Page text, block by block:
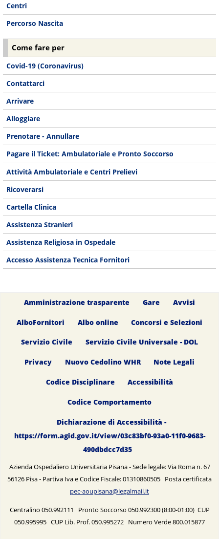
Centri
Percorso Nascita
Come fare per
Covid-19 (Coronavirus)
Contattarci
Arrivare
Alloggiare
Prenotare - Annullare
Pagare il Ticket: Ambulatoriale e Pronto Soccorso
Attività Ambulatoriale e Centri Prelievi
Ricoverarsi
Cartella Clinica
Assistenza Stranieri
Assistenza Religiosa in Ospedale
Accesso Assistenza Tecnica Fornitori
Amministrazione trasparente Gare Avvisi
AlboFornitori Albo online Concorsi e Selezioni
Servizio Civile Servizio Civile Universale - DOL
Privacy Nuovo Cedolino WHR Note Legali
Codice Disciplinare Accessibilità
Codice Comportamento
Dichiarazione di Accessibilità -
https://form.agid.gov.it/view/03c83bf0-93a0-11f0-9683-
490dbdcc7d35
Azienda Ospedaliero Universitaria Pisana - Sede legale: Via Roma n. 67
56126 Pisa - Partiva Iva e Codice Fiscale: 01310860505 Posta certificata
pec-aoupisana@legalmail.it
Centralino 050.992111 Pronto Soccorso 050.992300 (8:00-01:00) CUP
050.995995 CUP Lib. Prof. 050.995272 Numero Verde 800.015877